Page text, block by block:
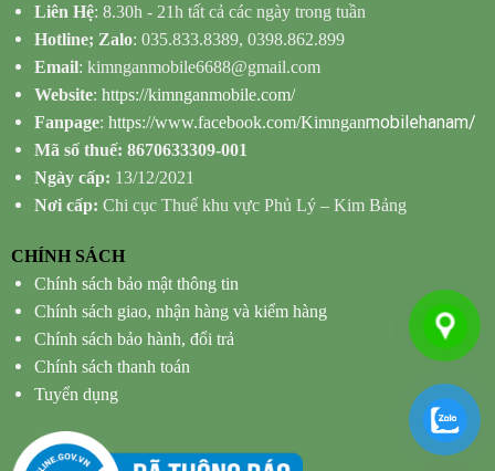
Liên Hệ: 8.30h - 21h tất cả các ngày trong tuần
Hotline; Zalo: 035.833.8389, 0398.862.899
Email: kimnganmobile6688@gmail.com
Website: https://kimnganmobile.com/
Fanpage: https://www.facebook.com/Kimnganmobilehanam/
Mã số thuế: 8670633309-001
Ngày cấp: 13/12/2021
Nơi cấp: Chi cục Thuế khu vực Phủ Lý – Kim Bảng
CHÍNH SÁCH
Chính sách bảo mật thông tin
Chính sách giao, nhận hàng và kiểm hàng
Chính sách bảo hành, đổi trả
Chính sách thanh toán
Tuyển dụng